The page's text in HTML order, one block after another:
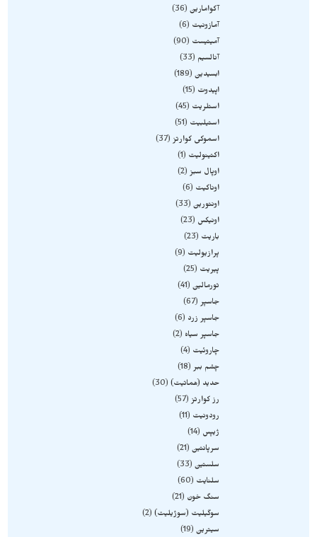
آکوامارین 36
آمازونیت
6
آمیتیست
90
آنالسیم
33
ابسیدین 189
اپیدوت
15
استلریت
45
استیلبیت
51
اسموکی کوارتز 37
اکتینولیت
1
اوپال سبز 2
اوناکیت
6
اونتورین 33
اونیکس
23
باریت
23
پرازیولیت
9
پیریت
25
تورمالین 41
جاسپر 67
جاسپر زرد
6
جاسپر سیاه
2
چاروئیت
4
چشم ببر 18
حدید (هماتیت) 30
رز کوارتز 57
رودونیت
11
ژیپس
14
سرپانتین 21
سلستین 33
سلنایت
60
سنگ خون
21
سوگیلیت (سوژیلیت) 2
سیترین 19